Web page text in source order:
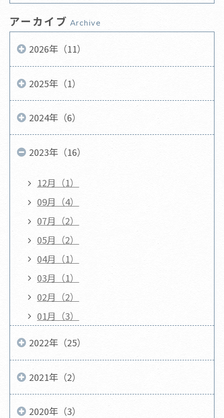
アーカイブ Archive
2026年（11）
2025年（1）
2024年（6）
2023年（16）
12月（1）
09月（4）
07月（2）
05月（2）
04月（1）
03月（1）
02月（2）
01月（3）
2022年（25）
2021年（2）
2020年（3）